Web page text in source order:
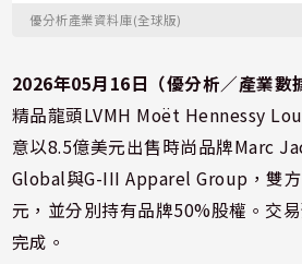
優分析產業資料庫(全球版)
2026年05月16日（優分析／產業數
精品龍頭LVMH Moët Hennessy
意以8.5億美元出售時尚品牌Marc
Global與G-III Apparel Group，雙
元，並分別持有品牌50%股權。交
完成。